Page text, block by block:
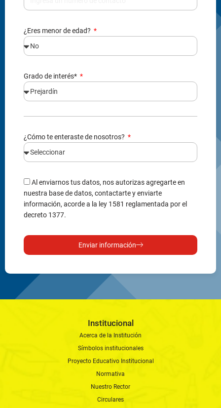
¿Eres menor de edad?
Grado de interés*
¿Cómo te enteraste de nosotros?
Al enviarnos tus datos, nos autorizas agregarte en
nuestra base de datos, contactarte y enviarte
información, acorde a la ley 1581 reglamentada por el
decreto 1377.
Enviar información
Institucional
Acerca de la Institución
Símbolos institucionales
Proyecto Educativo Institucional
Normativa
Nuestro Rector
Circulares